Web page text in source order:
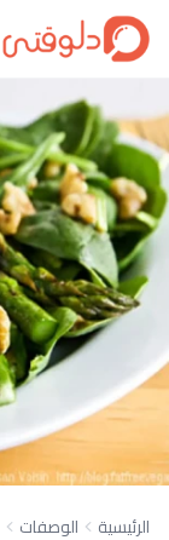
الرئيسية الوصفات